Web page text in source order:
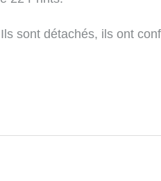
sont détachés, ils ont